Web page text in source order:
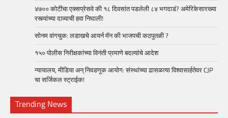
४७०० कोटींचा एक्सप्रेसवे की १८ दिवसांत पडलेली ८४ भगदाडं? अमेरिकेसारख्या
रस्त्यांच्या दाव्याची हवा निघाली!
सोनम वांगचुक: लडाखचे आयर्न मॅन की भाजपची कठपुतळी ?
१५० पोलीस निरीक्षकांच्या विनंती प्रमाणे बदल्यांचे आदेश
न्यायालय, मीडिया अन् निवडणूक आयोग: संस्थांच्या ढासळत्या विश्वासार्हतेवर CJP
चा सर्जिकल स्ट्राईक!
Trending News